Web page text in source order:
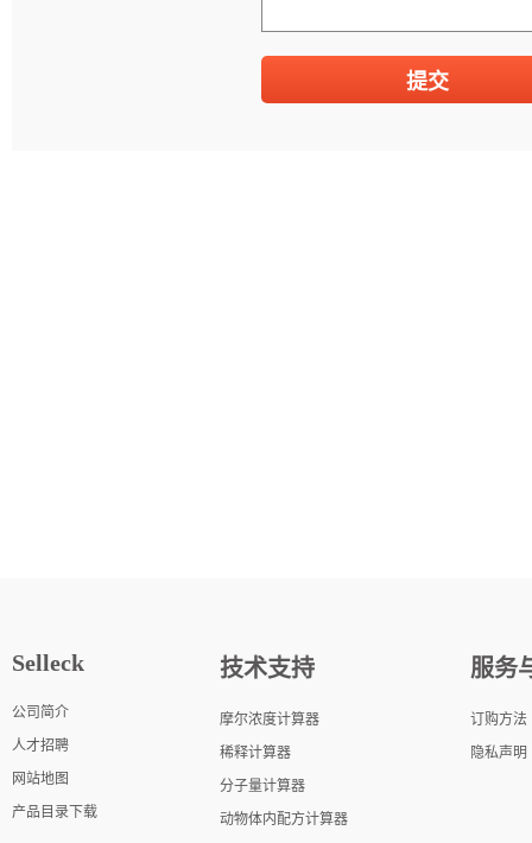
Selleck
公司简介
人才招聘
网站地图
产品目录下载
技术支持
摩尔浓度计算器
稀释计算器
分子量计算器
动物体内配方计算器
服务
订购方法
隐私声明